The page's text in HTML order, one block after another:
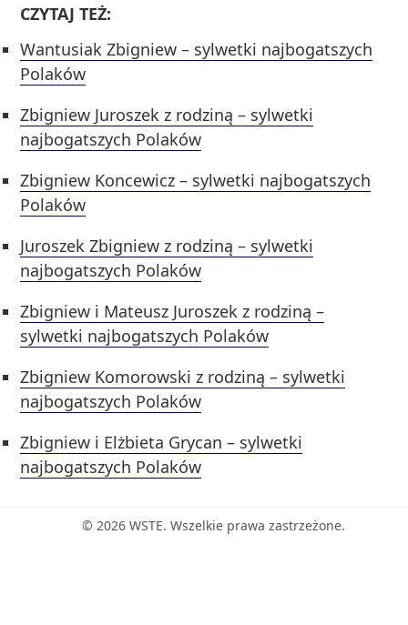
CZYTAJ TEŻ:
Wantusiak Zbigniew – sylwetki najbogatszych
Polaków
Zbigniew Juroszek z rodziną – sylwetki
najbogatszych Polaków
Zbigniew Koncewicz – sylwetki najbogatszych
Polaków
Juroszek Zbigniew z rodziną – sylwetki
najbogatszych Polaków
Zbigniew i Mateusz Juroszek z rodziną –
sylwetki najbogatszych Polaków
Zbigniew Komorowski z rodziną – sylwetki
najbogatszych Polaków
Zbigniew i Elżbieta Grycan – sylwetki
najbogatszych Polaków
© 2026 WSTE. Wszelkie prawa zastrzeżone.